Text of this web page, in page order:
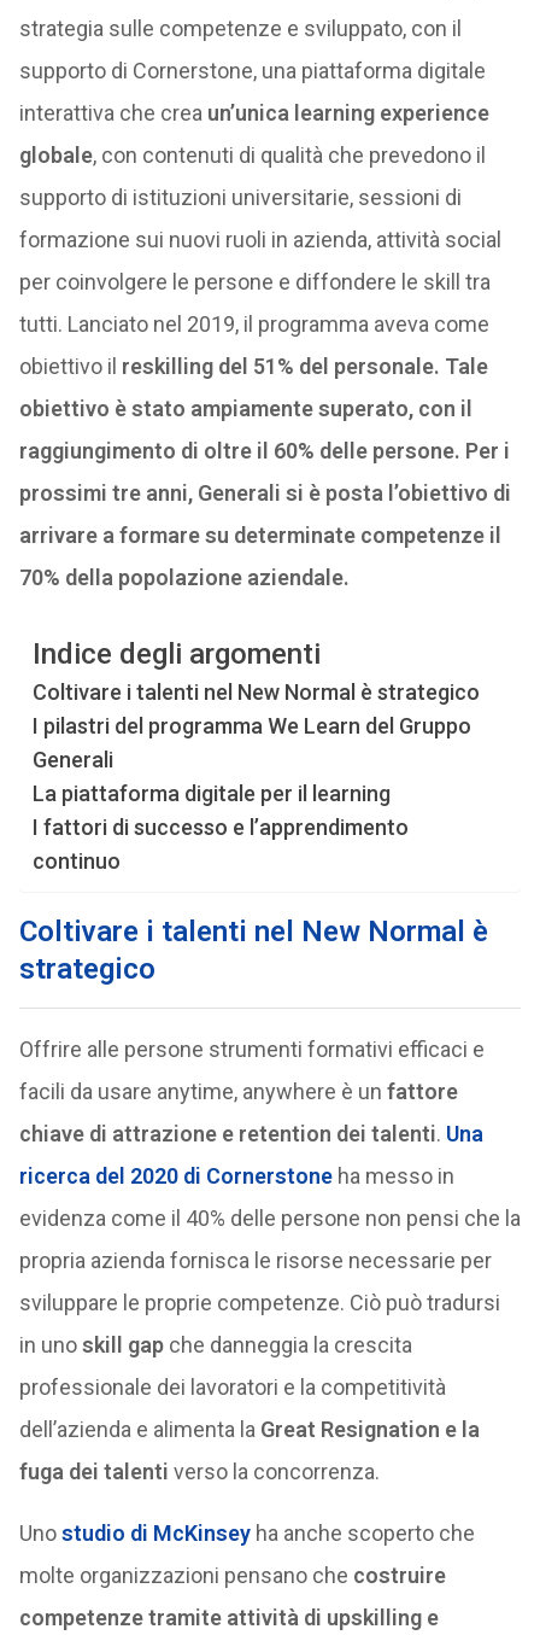
strategia sulle competenze e sviluppato, con il
supporto di Cornerstone, una piattaforma digitale
interattiva che crea un’unica learning experience
globale, con contenuti di qualità che prevedono il
supporto di istituzioni universitarie, sessioni di
formazione sui nuovi ruoli in azienda, attività social
per coinvolgere le persone e diffondere le skill tra
tutti. Lanciato nel 2019, il programma aveva come
obiettivo il reskilling del 51% del personale. Tale
obiettivo è stato ampiamente superato, con il
raggiungimento di oltre il 60% delle persone. Per i
prossimi tre anni, Generali si è posta l’obiettivo di
arrivare a formare su determinate competenze il
70% della popolazione aziendale.
Indice degli argomenti
Coltivare i talenti nel New Normal è strategico
I pilastri del programma We Learn del Gruppo
Generali
La piattaforma digitale per il learning
I fattori di successo e l’apprendimento
continuo
Coltivare i talenti nel New Normal è
strategico
Offrire alle persone strumenti formativi efficaci e
facili da usare anytime, anywhere è un fattore
chiave di attrazione e retention dei talenti. Una
ricerca del 2020 di Cornerstoneha messo in
evidenza come il 40% delle persone non pensi che la
propria azienda fornisca le risorse necessarie per
sviluppare le proprie competenze. Ciò può tradursi
in unoskill gapche danneggia la crescita
professionale dei lavoratori e la competitività
dell’azienda e alimenta la Great Resignation e la
fuga dei talenti verso la concorrenza.
Unostudio di McKinseyha anche scoperto che
molte organizzazioni pensano che costruire
competenze tramite attività di upskilling e